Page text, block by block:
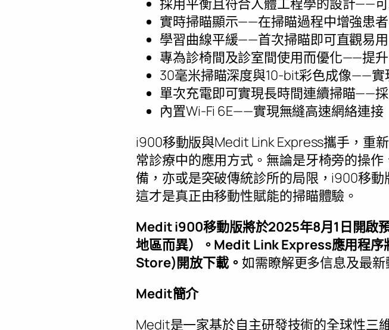
實時掃瞄顯示——在掃瞄過程中增強患
學習曲線平緩——首次掃瞄即可直觀易用
專為診椅間及診室間使用而優化——提
30毫米掃瞄深度與10-bit彩色成像——實
單次充電即可實現長時間連續掃瞄——
內置Wi-Fi 6E——實現無縫高速網絡連接
i900移動版與Medit Link Express攜手，重
常診療中的應用方式。無論是牙椅旁的操
備，亦或是突破傳統診所的局限，i900移
這才是真正由移動性賦能的掃瞄體驗。
Medit i900移動版將於2025年8月1日開啟
地區而異）。Medit Link Express應用程
Store)開放下載。 如需瞭解更多信息及最
Medit簡介
Medit是一家基於自主研發技術的全球性三